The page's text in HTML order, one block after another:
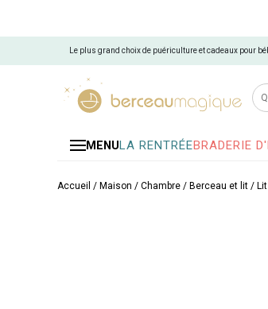
Le plus grand choix de puériculture et cadeaux pour
MENULA RENTRÉEBRADERIE
Accueil / Maison / Chambre / Berceau et lit /